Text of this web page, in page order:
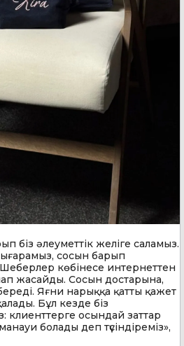
біз әлеуметтік желіге саламыз.
сосын барып
көбінесе интернеттен
жасайды. Сосын достарына,
Яғни нарыққа қатты қажет
Бұл кезде біз
клиенттерге осындай заттар
болады деп түсіндіреміз»,